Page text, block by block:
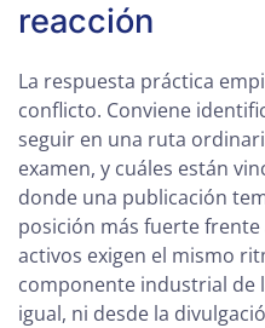
reacción
La respuesta práctica
conflicto. Conviene
seguir en una ruta
examen, y cuáles están
donde una publicación
posición más fuerte
activos exigen el mismo
componente industrial de
igual, ni desde la